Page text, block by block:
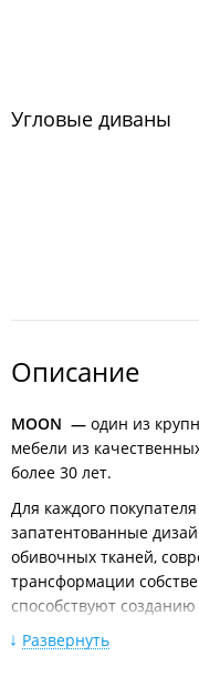
Угловые диваны
Описание
MOON — один из
мебели из
более 30 лет.
Для каждого
запатентованные
обивочных тканей,
трансформации
способствуют
с комфортом.
Развернуть